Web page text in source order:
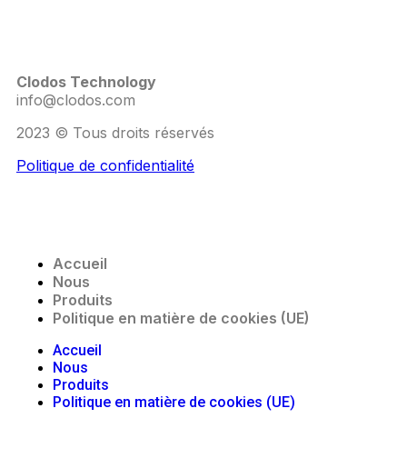
Clodos Technology
info@clodos.com
2023 © Tous droits réservés
Politique de confidentialité
Accueil
Nous
Produits
Politique en matière de cookies (UE)
Accueil
Nous
Produits
Politique en matière de cookies (UE)